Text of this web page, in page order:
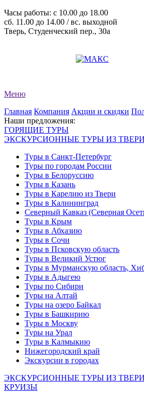
Часы работы: c 10.00 до 18.00
сб. 11.00 до 14.00 / вс. выходной
Тверь, Студенческий пер., 30а
Меню
Главная Компания Акции и скидки
Наши предложения:
ГОРЯЩИЕ ТУРЫ
ЭКСКУРСИОННЫЕ ТУРЫ ИЗ
Туры в Санкт-Петербург
Туры по городам России
Туры в Белоруссию
Туры в Казань
Туры в Карелию из Твери
Туры в Калининград
Северный Кавказ (Северная
Туры в Крым
Туры в Абхазию
Туры в Сочи
Туры в Псковскую область
Туры в Великий Устюг
Туры в Мурманскую область,
Туры в Адыгею
Туры по Сибири
Туры на Алтай
Туры на озеро Байкал
Туры в Башкирию
Туры в Москву
Туры на Урал
Туры в Калмыкию
Нижегородский край
Экскурсии в городах
ЭКСКУРСИОННЫЕ ТУРЫ ИЗ
КРУИЗЫ